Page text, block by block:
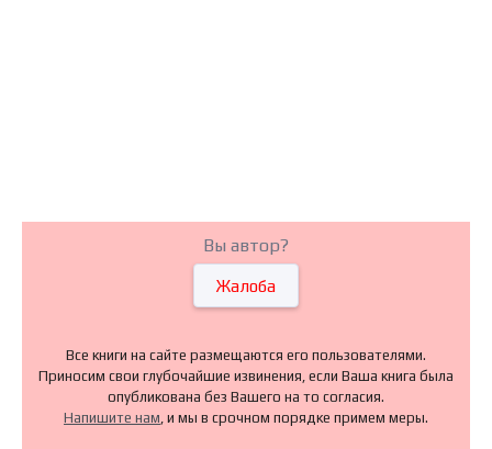
Вы автор?
Жалоба
Все книги на сайте размещаются его пользователями.
Приносим свои глубочайшие извинения, если Ваша книга была
опубликована без Вашего на то согласия.
Напишите нам, и мы в срочном порядке примем меры.